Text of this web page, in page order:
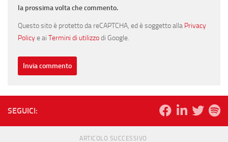
la prossima volta che commento.
Questo sito è protetto da reCAPTCHA, ed è soggetto alla Privacy
Policye ai Termini di utilizzodi Google.
SEGUICI:
ARTICOLO SUCCESSIVO